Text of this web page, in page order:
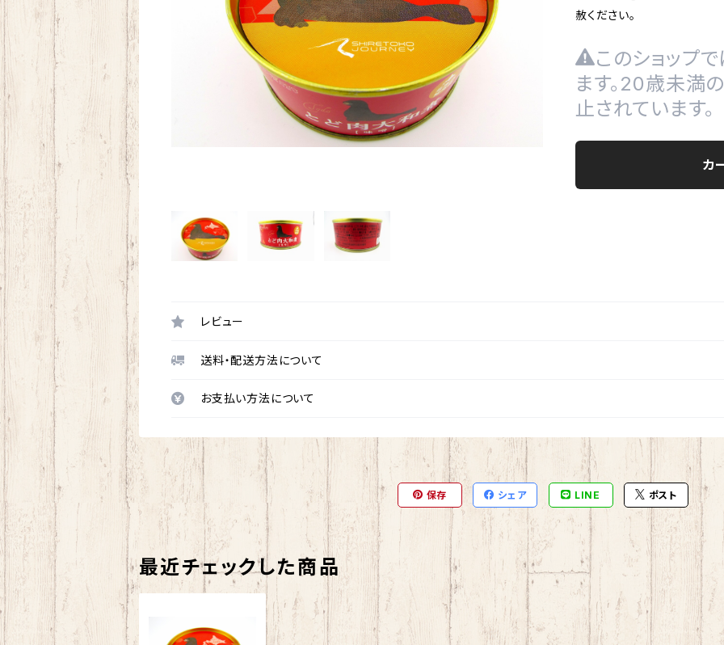
赦ください。
このショップ
ます。20歳未満
止されています。
カ
レビュー
送料・配送方法について
お支払い方法について
保存 シェア LINE ポスト
最近チェックした商品